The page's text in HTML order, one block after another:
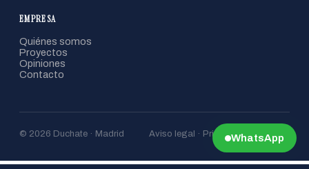
EMPRESA
Quiénes somos
Proyectos
Opiniones
Contacto
© 2026 Duchate · Madrid Aviso legal · Privacidad · Cookies
WhatsApp